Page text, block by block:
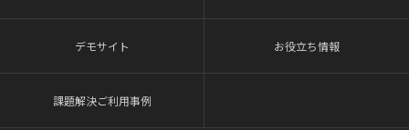
デモサイト お役立ち情報
課題解決ご利用事例